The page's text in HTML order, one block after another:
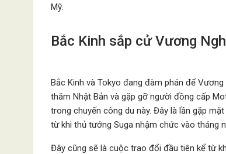
Mỹ.
Bắc Kinh sắp cử Vương
Bắc Kinh và Tokyo đang đàm phán để
thăm Nhật Bản và gặp gỡ người đồng cấp
trong chuyến công du này. Đây là lần gặp
từ khi thủ tướng Suga nhậm chức vào tháng
Đây cũng sẽ là cuộc trao đổi đầu tiên kể từ